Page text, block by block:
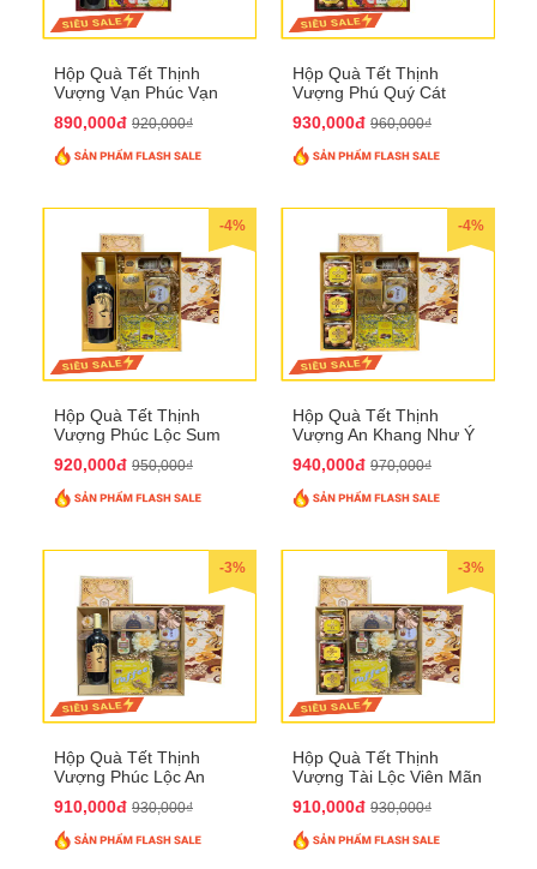
Hộp Quà Tết Thịnh
Vượng Vạn Phúc Vạn
890,000đ 920,000₫
Hộp Quà Tết Thịnh
Vượng Phú Quý Cát
930,000đ 960,000₫
-4%
Hộp Quà Tết Thịnh
Vượng Phúc Lộc Sum
920,000đ 950,000₫
-4%
Hộp Quà Tết Thịnh
Vượng An Khang Như Ý
940,000đ 970,000₫
-3%
Hộp Quà Tết Thịnh
Vượng Phúc Lộc An
910,000đ 930,000₫
-3%
Hộp Quà Tết Thịnh
Vượng Tài Lộc Viên Mãn
910,000đ 930,000₫